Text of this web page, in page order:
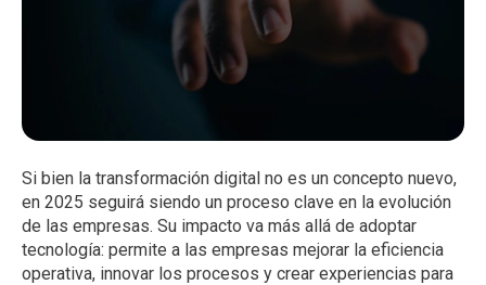
Si bien la transformación digital no es un concepto nuevo,
en 2025 seguirá siendo un proceso clave en la evolución
de las empresas. Su impacto va más allá de adoptar
tecnología: permite a las empresas mejorar la eficiencia
operativa, innovar los procesos y crear experiencias para